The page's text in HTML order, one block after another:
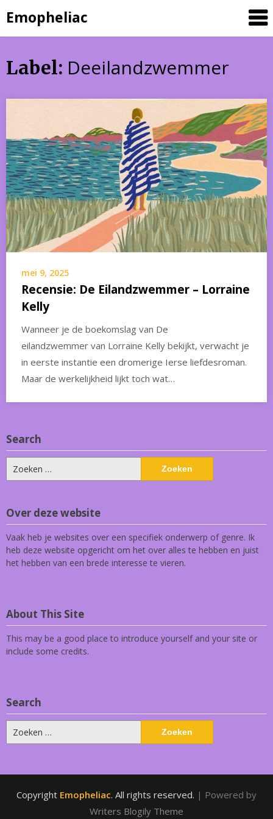
to
content
Emopheliac
Label: Deeilandzwemmer
mei 9, 2025
Recensie: De Eilandzwemmer – Lorraine
Kelly
Wanneer je de boekomslag van De
eilandzwemmer van Lorraine Kelly bekijkt, verwacht je
in eerste instantie een dromerige Ierse liefdesroman.
Maar de werkelijkheid lijkt toch wat…
Search
Zoeken
naar:
Over deze website
Vaak heb je websites over een specifiek onderwerp of genre. Ik
heb deze website opgericht om het over alles te hebben en juist
het hebben van een brede interesse te vieren.
About This Site
This may be a good place to introduce yourself and your site or
include some credits.
Search
Zoeken
naar:
Copyright Emopheliac. All rights reserved. | Powered by
Writers Blogily Theme